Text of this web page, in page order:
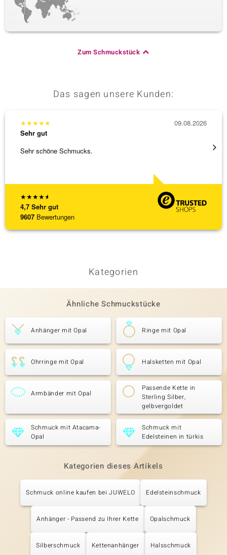
Zum Schmuckstück
Das sagen unsere Kunden:
★★★★★
4,7 Sehr gut
9607 Bewertungen
★★★★★
Sehr gut
Sehr schöne Schmucks.
09.08.2026
Kategorien
Ähnliche Schmuckstücke
Anhänger mit Opal Ringe mit Opal
Ohrringe mit Opal Halsketten mit Opal
Armbänder mit Opal
Passende Kette in
Sterling Silber,
gelbvergoldet
Schmuck mit Atacama-
Opal
Schmuck mit
Edelsteinen in türkis
Kategorien dieses Artikels
Schmuck online kaufen bei JUWELO Edelsteinschmuck
Anhänger - Passend zu Ihrer Kette Opalschmuck
Silberschmuck Kettenanhänger Halsschmuck